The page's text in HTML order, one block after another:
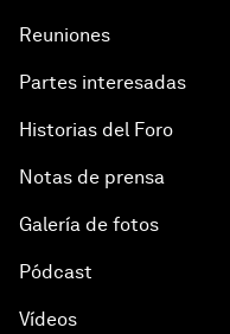
Reuniones
Partes interesadas
Historias del Foro
Notas de prensa
Galería de fotos
Pódcast
Vídeos